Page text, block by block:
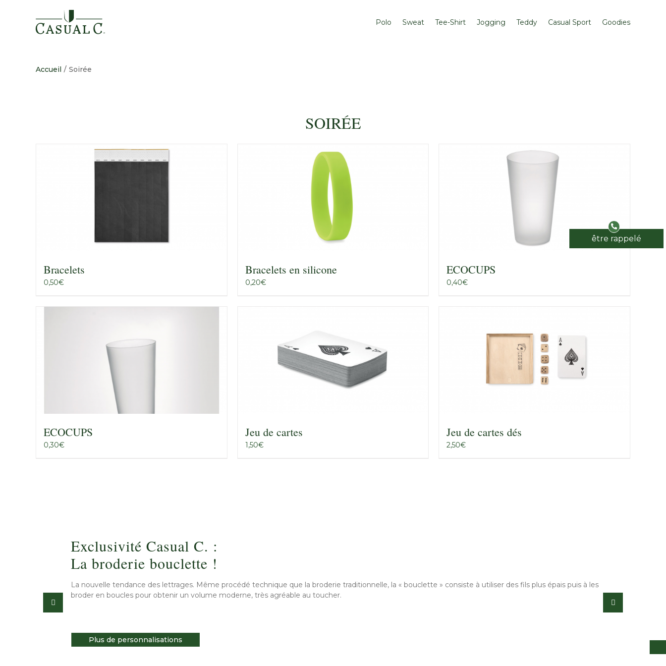
être rappelé
Polo Sweat Tee-Shirt Jogging Teddy Casual Sport Goodies
Accueil / Soirée
SOIRÉE
Bracelets
0,50€
Bracelets en silicone
0,20€
ECOCUPS
0,40€
ECOCUPS
0,30€
Jeu de cartes
1,50€
Jeu de cartes dés
2,50€
Exclusivité Casual C. :
La broderie bouclette !
La nouvelle tendance des lettrages. Même procédé technique que la broderie traditionnelle, la « bouclette » consiste à utiliser des fils plus épais puis à les
broder en boucles pour obtenir un volume moderne, très agréable au toucher.
Plus de personnalisations